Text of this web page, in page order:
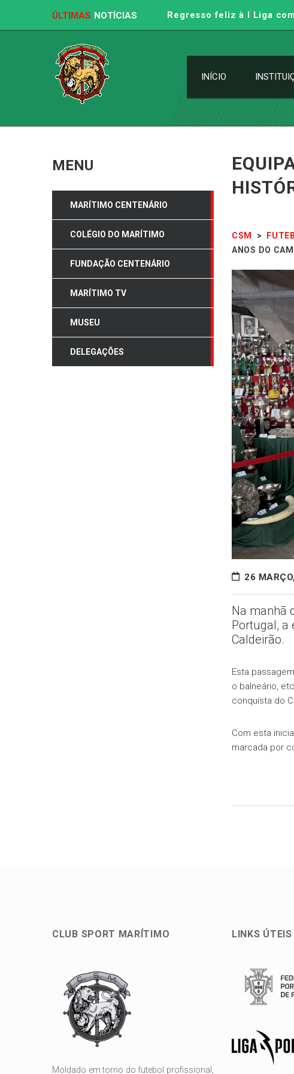
ÚLTIMAS NOTÍCIAS Regresso feliz à I Liga
INÍCIO
CSM >
ANOS DO
26
Na manhã
Portugal, a
Caldeirão.
Esta
o balneário,
conquista do
Com esta
marcada por
MENU
MARÍTIMO CENTENÁRIO
COLÉGIO DO MARÍTIMO
FUNDAÇÃO CENTENÁRIO
MARÍTIMO TV
MUSEU
DELEGAÇÕES
CLUB SPORT MARÍTIMO
Moldado em torno do futebol profissional,
LINKS ÚTEIS